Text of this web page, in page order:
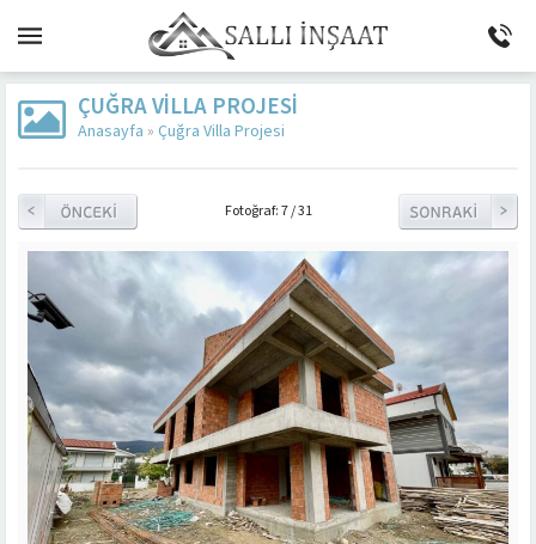
ÇUĞRA VILLA PROJESI
Anasayfa » Çuğra Villa Projesi
Fotoğraf: 7 / 31